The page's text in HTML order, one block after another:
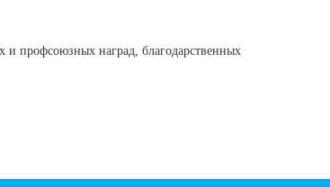
и профсоюзных наград, благодарственных